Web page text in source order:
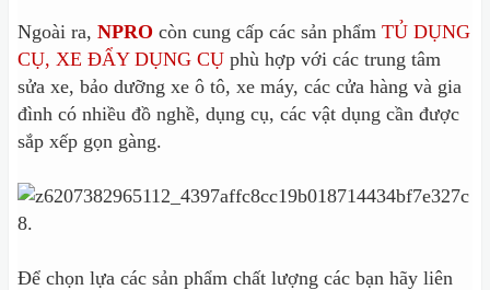
Ngoài ra, NPRO còn cung cấp các sản phẩm TỦ DỤNG
CỤ, XE ĐẨY DỤNG CỤ phù hợp với các trung tâm
sửa xe, bảo dưỡng xe ô tô, xe máy, các cửa hàng và gia
đình có nhiều đồ nghề, dụng cụ, các vật dụng cần được
sắp xếp gọn gàng.
Để chọn lựa các sản phẩm chất lượng các bạn hãy liên